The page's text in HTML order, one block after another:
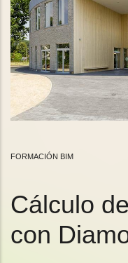
FORMACIÓN BIM
Cálculo
con